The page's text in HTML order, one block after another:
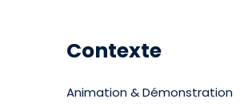
Contexte
Animation & Démonstration